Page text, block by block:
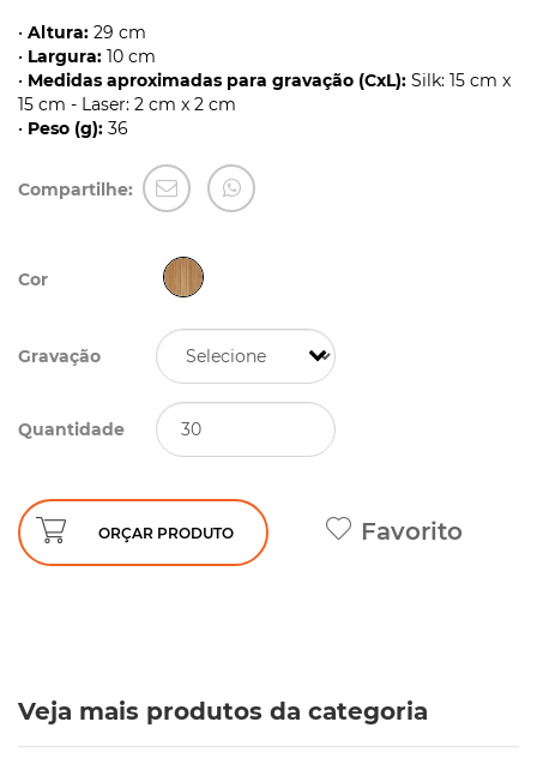
• Altura: 29 cm
• Largura: 10 cm
• Medidas aproximadas para gravação (CxL): Silk: 15 cm x
15 cm - Laser: 2 cm x 2 cm
• Peso (g): 36
Compartilhe:
Cor
Gravação
Quantidade
ORÇAR PRODUTO Favorito
Veja mais produtos da categoria